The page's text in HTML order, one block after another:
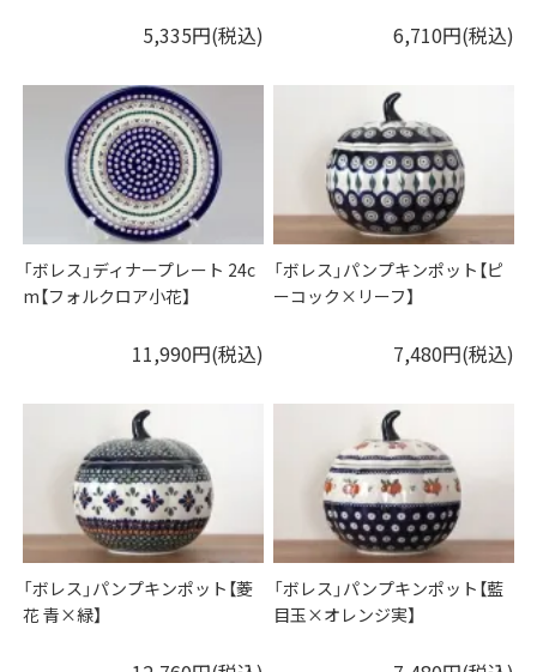
5,335円(税込) 6,710円(税込)
「ボレス」ディナープレート 24c
m【フォルクロア小花】
11,990円(税込)
「ボレス」パンプキンポット【ピ
ーコック×リーフ】
7,480円(税込)
「ボレス」パンプキンポット【菱
花 青×緑】
「ボレス」パンプキンポット【藍
目玉×オレンジ実】